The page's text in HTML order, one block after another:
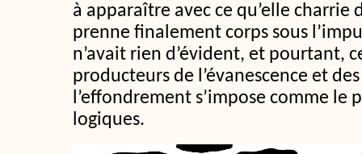
à apparaître avec ce qu’elle charrie
prenne finalement corps sous
n’avait rien d’évident, et pourtant,
producteurs de l’évanescence et
l’effondrement s’impose comme le
logiques.